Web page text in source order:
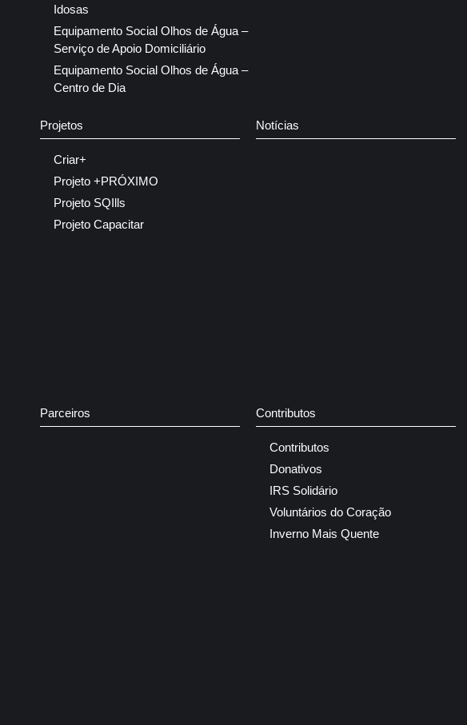
Idosas
Equipamento Social Olhos de Água –
Serviço de Apoio Domiciliário
Equipamento Social Olhos de Água –
Centro de Dia
Projetos
Criar+
Projeto +PRÓXIMO
Projeto SQIlls
Projeto Capacitar
Notícias
Parceiros Contributos
Contributos
Donativos
IRS Solidário
Voluntários do Coração
Inverno Mais Quente